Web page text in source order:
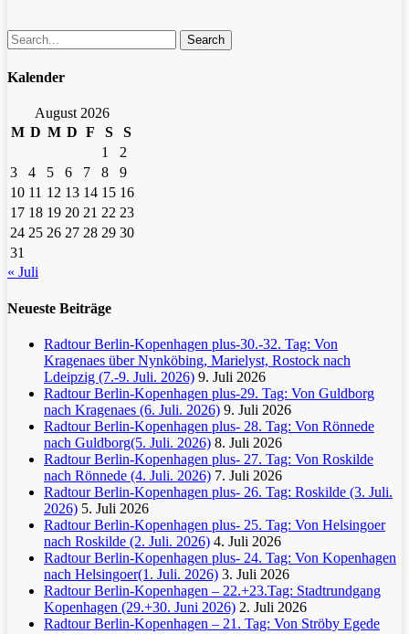
Search
Kalender
August 2026
M D M D F S
S
1
2
3
4 5 6 7 8
9
10 11 12 13 14 15 16
17 18 19 20 21 22 23
24 25 26 27 28 29 30
31
« Juli
Neueste Beiträge
Radtour Berlin-Kopenhagen plus-30.-32. Tag: Von
Kragenaes über Nynköbing, Marielyst, Rostock nach
Ldeipzig (7.-9. Juli. 2026) 9. Juli 2026
Radtour Berlin-Kopenhagen plus-29. Tag: Von Guldborg
nach Kragenaes (6. Juli. 2026) 9. Juli 2026
Radtour Berlin-Kopenhagen plus- 28. Tag: Von Rönnede
nach Guldborg(5. Juli. 2026) 8. Juli 2026
Radtour Berlin-Kopenhagen plus- 27. Tag: Von Roskilde
nach Rönnede (4. Juli. 2026) 7. Juli 2026
Radtour Berlin-Kopenhagen plus- 26. Tag: Roskilde (3. Juli.
2026) 5. Juli 2026
Radtour Berlin-Kopenhagen plus- 25. Tag: Von Helsingoer
nach Roskilde (2. Juli. 2026) 4. Juli 2026
Radtour Berlin-Kopenhagen plus- 24. Tag: Von Kopenhagen
nach Helsingoer(1. Juli. 2026) 3. Juli 2026
Radtour Berlin-Kopenhagen – 22.+23.Tag: Stadtrundgang
Kopenhagen (29.+30. Juni 2026) 2. Juli 2026
Radtour Berlin-Kopenhagen – 21. Tag: Von Ströby Egede